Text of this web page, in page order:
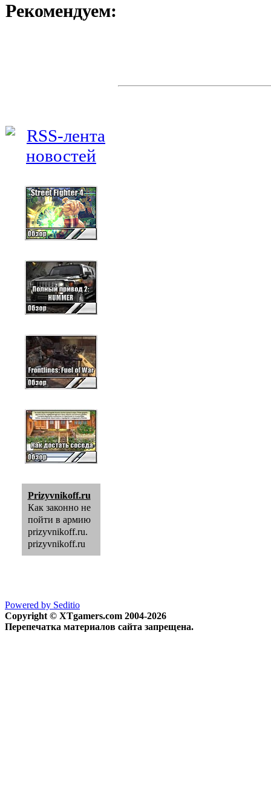
Рекомендуем:
Prizyvnikoff.ru
Как законно не
пойти в армию
prizyvnikoff.ru.
prizyvnikoff.ru
Powered by Seditio
Copyright © XTgamers.com 2004-2026
Перепечатка материалов сайта запрещена.